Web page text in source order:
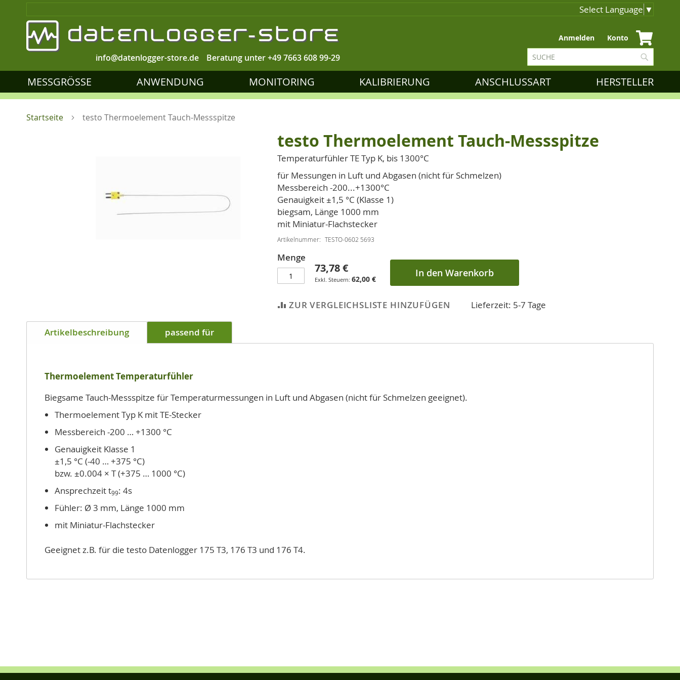
Select Language ▼
Beratung unter+49 7663 608 99-29
info@datenlogger-store.de
Zum
Inhalt
springen
Anmelden Konto
Suche
MESSGRÖSSE ANWENDUNG MONITORING KALIBRIERUNG ANSCHLUSSART HERSTELLER
Startseite testo Thermoelement Tauch-Messspitze
springen
testo Thermoelement Tauch-Messspitze
Temperaturfühler TE Typ K, bis 1300°C
für Messungen in Luft und Abgasen (nicht für Schmelzen)
Messbereich -200...+1300°C
Genauigkeit ±1,5 °C (Klasse 1)
biegsam, Länge 1000 mm
mit Miniatur-Flachstecker
Artikelnummer TESTO-0602 5693
Menge
73,78 €
62,00 € In den Warenkorb
ZUR VERGLEICHSLISTE HINZUFÜGEN Lieferzeit: 5-7 Tage
Artikelbeschreibung passend für
Thermoelement Temperaturfühler
Biegsame Tauch-Messspitze für Temperaturmessungen in Luft und Abgasen (nicht für Schmelzen geeignet).
Thermoelement Typ K mit TE-Stecker
Messbereich -200 … +1300 °C
Genauigkeit Klasse 1
±1,5 °C (-40 … +375 °C)
bzw. ±0.004 × T (+375 … 1000 °C)
Ansprechzeit t99: 4s
Fühler: Ø 3 mm, Länge 1000 mm
mit Miniatur-Flachstecker
Geeignet z.B. für die testo Datenlogger 175 T3, 176 T3 und 176 T4.